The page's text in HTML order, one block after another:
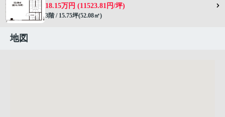
18.15万円 (11523.81円/坪)
3階 / 15.75坪(52.08㎡)
地図